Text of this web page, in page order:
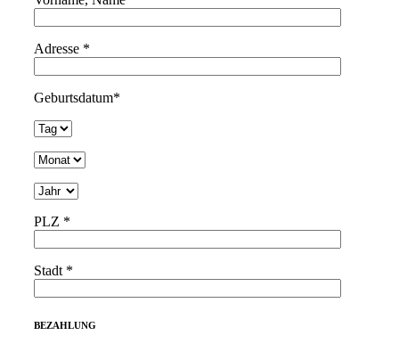
Adresse *
Geburtsdatum*
PLZ *
Stadt *
BEZAHLUNG